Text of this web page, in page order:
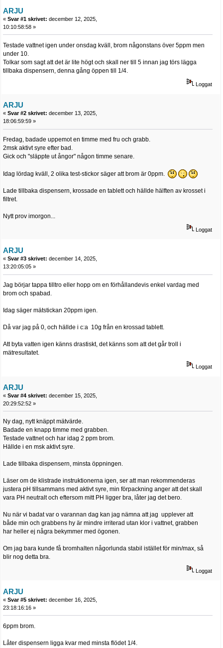
ARJU
« Svar #1 skrivet: december 12, 2025,
10:10:58:58 »
Testade vattnet igen under onsdag kväll, brom någonstans över 5ppm men
under 10.
Tolkar som sagt att det är lite högt och skall ner till 5 innan jag törs lägga
tillbaka dispensern, denna gång öppen till 1/4.
Loggat
ARJU
« Svar #2 skrivet: december 13, 2025,
18:06:59:59 »
Fredag, badade uppemot en timme med fru och grabb.
2msk aktivt syre efter bad.
Gick och "släppte ut ångor" någon timme senare.
Idag lördag kväll, 2 olika test-stickor säger att brom är 0ppm.
Lade tillbaka dispensern, krossade en tablett och hällde hälften av krosset i
filtret.
Nytt prov imorgon...
Loggat
ARJU
« Svar #3 skrivet: december 14, 2025,
13:20:05:05 »
Jag börjar tappa tilltro eller hopp om en förhållandevis enkel vardag med
brom och spabad.
Idag säger mätstickan 20ppm igen.
Då var jag på 0, och hällde i c:a 10g från en krossad tablett.
Att byta vatten igen känns drastiskt, det känns som att det går troll i
mätresultatet.
Loggat
ARJU
« Svar #4 skrivet: december 15, 2025,
20:29:52:52 »
Ny dag, nytt knäppt mätvärde.
Badade en knapp timme med grabben.
Testade vattnet och har idag 2 ppm brom.
Hällde i en msk aktivt syre.
Lade tillbaka dispensern, minsta öppningen.
Läser om de klistrade instruktionerna igen, ser att man rekommenderas
justera pH tillsammans med aktivt syre, min förpackning anger att det skall
vara PH neutralt och eftersom mitt PH ligger bra, låter jag det bero.
Nu när vi badat var o varannan dag kan jag nämna att jag upplever att
både min och grabbens hy är mindre irriterad utan klor i vattnet, grabben
har heller ej några bekymmer med ögonen.
Om jag bara kunde få bromhalten någorlunda stabil istället för min/max, så
blir nog detta bra.
Loggat
ARJU
« Svar #5 skrivet: december 16, 2025,
23:18:16:16 »
6ppm brom.
Låter dispensern ligga kvar med minsta flödet 1/4.